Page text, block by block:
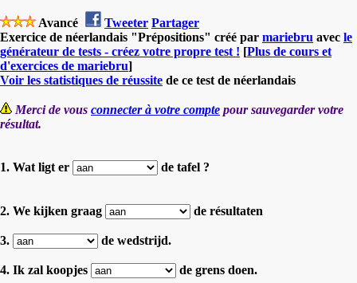
Avancé Tweeter Partager
Exercice de néerlandais "Prépositions" créé par mariebru avec le
générateur de tests - créez votre propre test ! [Plus de cours et
d'exercices de mariebru]
Voir les statistiques de réussite de ce test de néerlandais
Merci de vous connecter à votre compte pour sauvegarder votre
résultat.
1. Wat ligt er de tafel ?
2. We kijken graag de résultaten
3. de wedstrijd.
4. Ik zal koopjes de grens doen.